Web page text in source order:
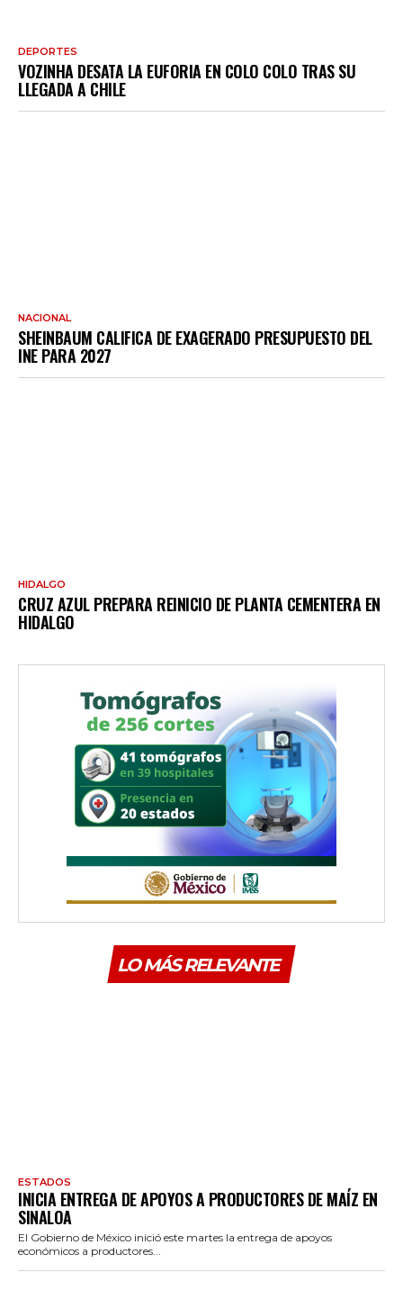
DEPORTES
VOZINHA DESATA LA EUFORIA EN COLO COLO TRAS SU
LLEGADA A CHILE
NACIONAL
SHEINBAUM CALIFICA DE EXAGERADO PRESUPUESTO DEL
INE PARA 2027
HIDALGO
CRUZ AZUL PREPARA REINICIO DE PLANTA CEMENTERA EN
HIDALGO
LO MÁS RELEVANTE
ESTADOS
INICIA ENTREGA DE APOYOS A PRODUCTORES DE MAÍZ EN
SINALOA
El Gobierno de México inició este martes la entrega de apoyos
económicos a productores...